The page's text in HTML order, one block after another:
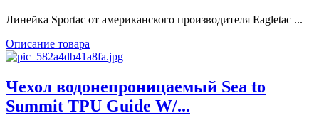
Линейка Sportac от американского производителя Eagletac ...
Описание товара
Чехол водонепроницаемый Sea to
Summit TPU Guide W/...